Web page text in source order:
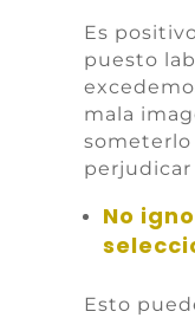
Es
puesto
mala
someterlo
No
Esto